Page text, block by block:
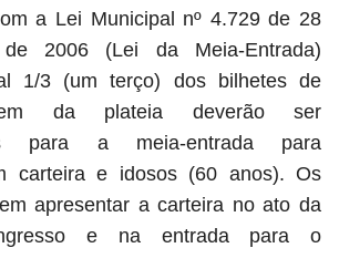
a Lei Municipal nº 4.729 de 28
2006 (Lei da Meia-Entrada)
1/3 (um terço) dos bilhetes de
da plateia deverão ser
para a meia-entrada para
carteira e idosos (60 anos). Os
apresentar a carteira no ato da
e na entrada para o